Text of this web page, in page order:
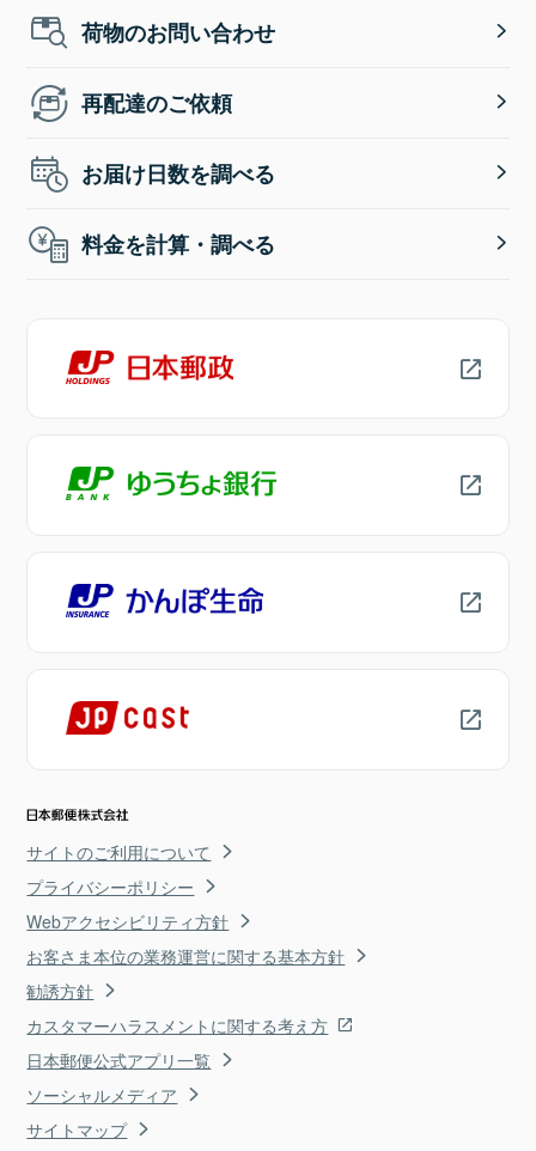
荷物のお問い合わせ
再配達のご依頼
お届け日数を調べる
料金を計算・調べる
サイトのご利用について
プライバシーポリシー
Webアクセシビリティ方針
お客さま本位の業務運営に関する基本方針
勧誘方針
カスタマーハラスメントに関する考え方
日本郵便公式アプリ一覧
ソーシャルメディア
サイトマップ